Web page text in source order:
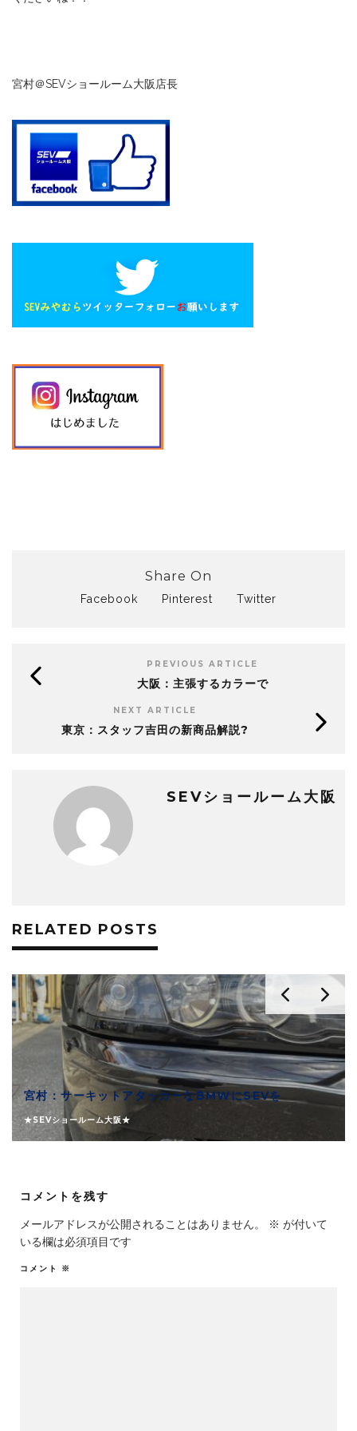
宮村＠SEVショールーム大阪店長
Share On
Facebook Pinterest Twitter
PREVIOUS ARTICLE
大阪：主張するカラーで
NEXT ARTICLE
東京：スタッフ吉田の新商品解説?
SEVショールーム大阪
RELATED POSTS
宮村：サーキットアタッカーなBMWにSEVを
★SEVショールーム大阪★
コメントを残す
メールアドレスが公開されることはありません。 ※ が付いて
いる欄は必須項目です
コメント ※